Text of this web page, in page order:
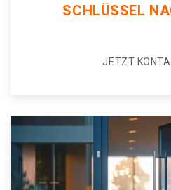
SCHLÜSSEL
JETZT